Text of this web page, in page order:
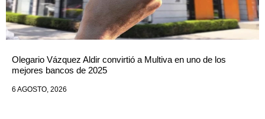
Olegario Vázquez Aldir convirtió a Multiva en uno de los
mejores bancos de 2025
6 AGOSTO, 2026